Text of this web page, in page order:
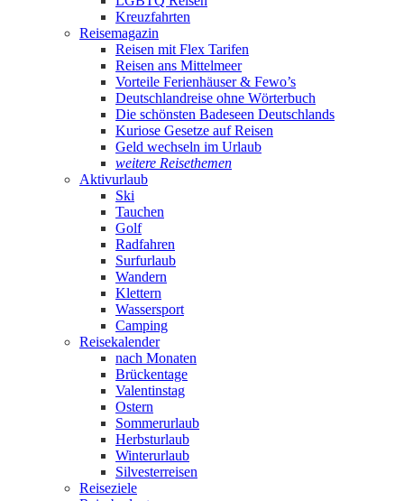
Kreuzfahrten
Reisemagazin
Reisen mit Flex Tarifen
Reisen ans Mittelmeer
Vorteile Ferienhäuser & Fewo’s
Deutschlandreise ohne Wörterbuch
Die schönsten Badeseen Deutschlands
Kuriose Gesetze auf Reisen
Geld wechseln im Urlaub
weitere Reisethemen
Aktivurlaub
Ski
Tauchen
Golf
Radfahren
Surfurlaub
Wandern
Klettern
Wassersport
Camping
Reisekalender
nach Monaten
Brückentage
Valentinstag
Ostern
Sommerurlaub
Herbsturlaub
Winterurlaub
Silvesterreisen
Reiseziele